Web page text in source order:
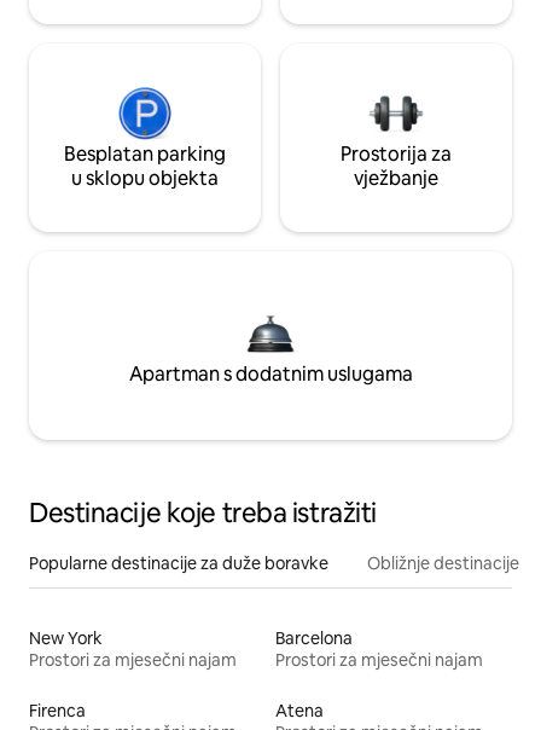
Besplatan parking
u sklopu objekta
Prostorija za
vježbanje
Apartman s dodatnim uslugama
Destinacije koje treba istražiti
Popularne destinacije za duže boravke Obližnje destinacije
New York
Prostori za mjesečni najam
Barcelona
Prostori za mjesečni najam
Firenca
Atena